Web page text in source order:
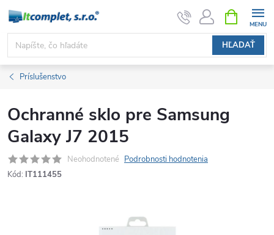
Prejsť
obsah
HĽADAŤ
KOŠÍK
Príslušenstvo
Ochranné sklo pre Samsung
Galaxy J7 2015
Neohodnotené Podrobnosti hodnotenia
Kód: IT111455